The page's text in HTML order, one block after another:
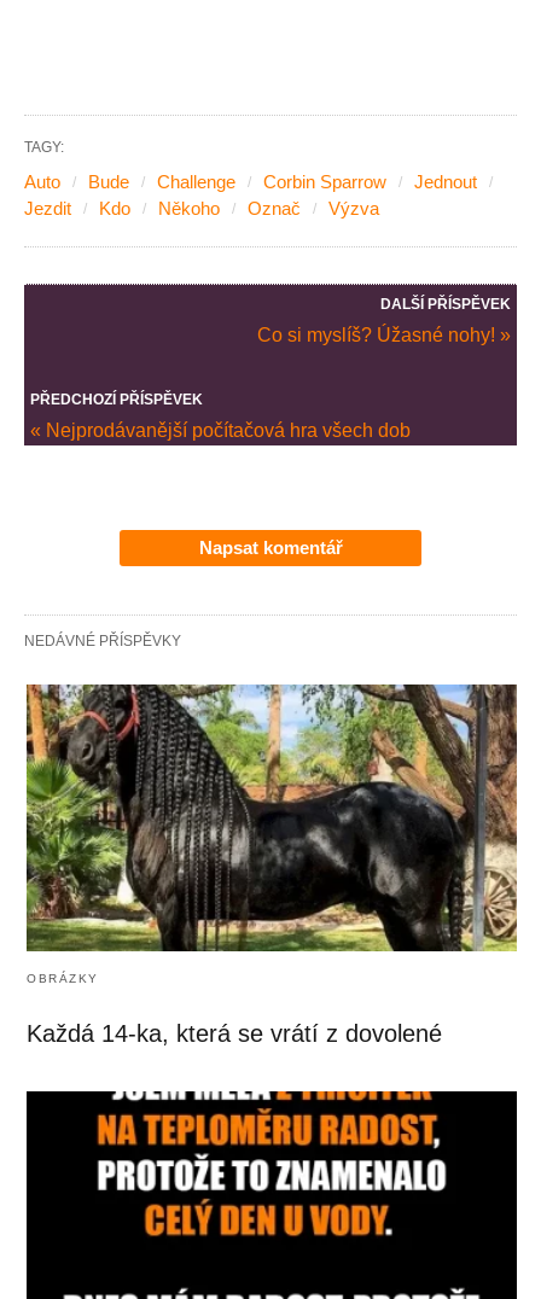
TAGY:
Auto Bude Challenge Corbin Sparrow
Jednout
Jezdit
Kdo Někoho Označ Výzva
DALŠÍ PŘÍSPĚVEK
Co si myslíš? Úžasné nohy! »
PŘEDCHOZÍ PŘÍSPĚVEK
« Nejprodávanější počítačová hra všech dob
Napsat komentář
NEDÁVNÉ PŘÍSPĚVKY
OBRÁZKY
Každá 14-ka, která se vrátí z dovolené